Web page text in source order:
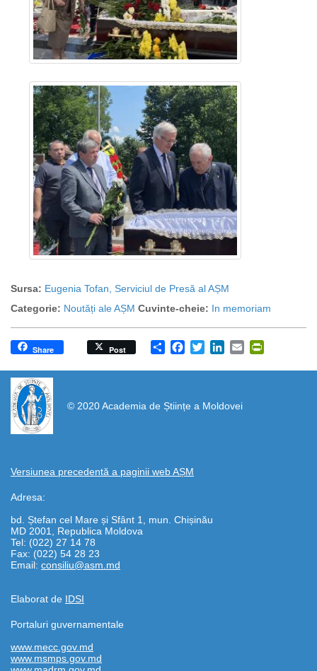
Sursa: Eugenia Tofan, Serviciul de Presă al AȘM
Categorie: Noutăți ale AȘM Cuvinte-cheie: In memoriam
Share
Share Post Facebook
TwitterLinkedIn
Email
© 2020 Academia de Științe a Moldovei
Versiunea precedentă a paginii web AȘM
Adresa:
bd. Ștefan cel Mare și Sfânt 1, mun. Chișinău
MD 2001, Republica Moldova
Tel: (022) 27 14 78
Fax: (022) 54 28 23
Email: consiliu@asm.md
Elaborat de IDSI
https://propletenie.ru/
Portaluri guvernamentale
www.mecc.gov.md
www.msmps.gov.md